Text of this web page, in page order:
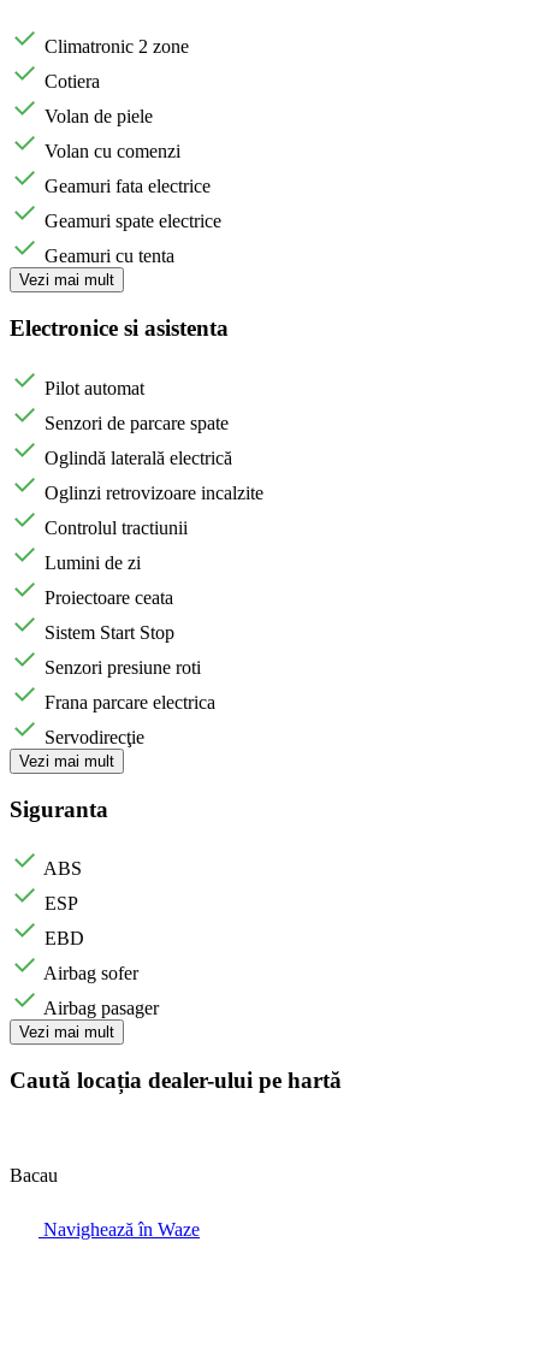
Climatronic 2 zone
Cotiera
Volan de piele
Volan cu comenzi
Geamuri fata electrice
Geamuri spate electrice
Geamuri cu tenta
Vezi mai mult
Electronice si asistenta
Pilot automat
Senzori de parcare spate
Oglindă laterală electrică
Oglinzi retrovizoare incalzite
Controlul tractiunii
Lumini de zi
Proiectoare ceata
Sistem Start Stop
Senzori presiune roti
Frana parcare electrica
Servodirecţie
Vezi mai mult
Siguranta
ABS
ESP
EBD
Airbag sofer
Airbag pasager
Vezi mai mult
Caută locația dealer-ului pe hartă
Bacau
Navighează în Waze